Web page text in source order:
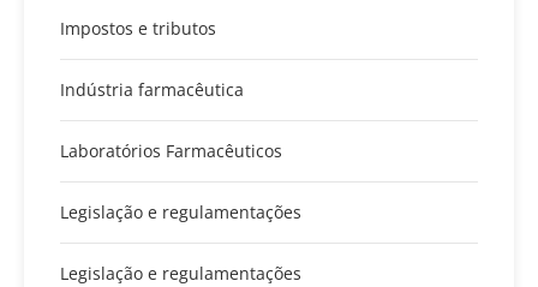
Impostos e tributos
Indústria farmacêutica
Laboratórios Farmacêuticos
Legislação e regulamentações
Legislação e regulamentações